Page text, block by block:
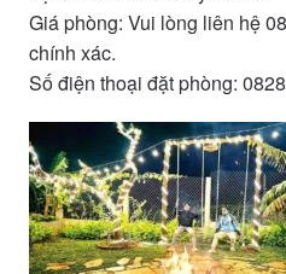
Giá phòng: Vui lòng liên hệ
chính xác.
Số điện thoại đặt phòng: